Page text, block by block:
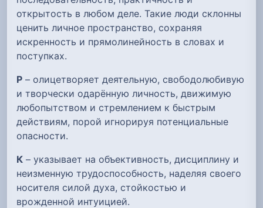
открытость в любом деле. Такие люди склонны
ценить личное пространство, сохраняя
искренность и прямолинейность в словах и
поступках.
Р – олицетворяет деятельную, свободолюбивую
и творчески одарённую личность, движимую
любопытством и стремлением к быстрым
действиям, порой игнорируя потенциальные
опасности.
К – указывает на объективность, дисциплину и
неизменную трудоспособность, наделяя своего
носителя силой духа, стойкостью и
врожденной интуицией.